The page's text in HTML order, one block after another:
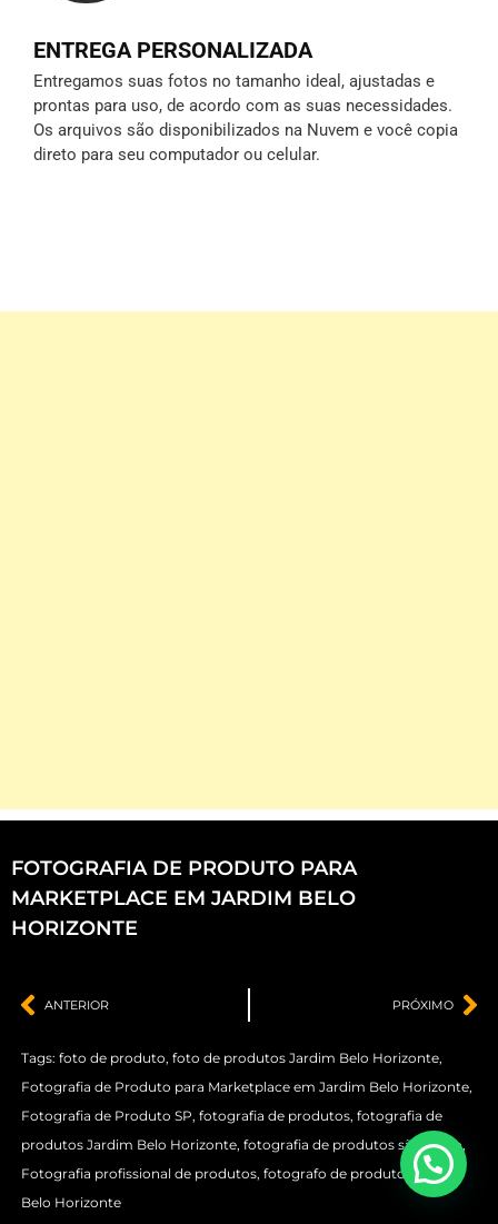
ENTREGA PERSONALIZADA
Entregamos suas fotos no tamanho ideal, ajustadas e
prontas para uso, de acordo com as suas necessidades.
Os arquivos são disponibilizados na Nuvem e você copia
direto para seu computador ou celular.
FOTOGRAFIA DE PRODUTO PARA
MARKETPLACE EM JARDIM BELO
HORIZONTE
ANTERIOR PRÓXIMO
Tags: foto de produto, foto de produtos Jardim Belo Horizonte,
Fotografia de Produto para Marketplace em Jardim Belo Horizonte,
Fotografia de Produto SP, fotografia de produtos, fotografia de
produtos Jardim Belo Horizonte, fotografia de produtos são paulo,
Fotografia profissional de produtos, fotografo de produtos Jardim
Belo Horizonte